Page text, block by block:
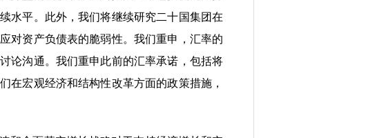
水平。此外，我们将继续研究二十国集团在
对资产负债表的脆弱性。我们重申，汇率的
论沟通。我们重申此前的汇率承诺，包括将
在宏观经济和结构性改革方面的政策措施，